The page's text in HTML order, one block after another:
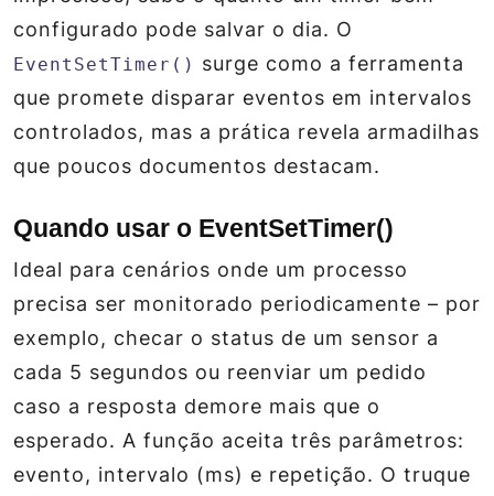
configurado pode salvar o dia. O
EventSetTimer() surge como a ferramenta
que promete disparar eventos em intervalos
controlados, mas a prática revela armadilhas
que poucos documentos destacam.
Quando usar o EventSetTimer()
Ideal para cenários onde um processo
precisa ser monitorado periodicamente – por
exemplo, checar o status de um sensor a
cada 5 segundos ou reenviar um pedido
caso a resposta demore mais que o
esperado. A função aceita três parâmetros:
evento, intervalo (ms) e repetição. O truque